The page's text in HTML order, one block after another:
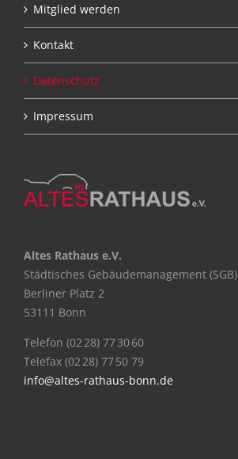
Mitglied werden
Kontakt
Datenschutz
Impressum
Altes Rathaus e.V.
Städtisches Gebäudemanagement (SGB)
Berliner Platz 2
53111 Bonn
Telefon (02 28) 77 30 60
Telefax (02 28) 77 50 79
info@altes-rathaus-bonn.de